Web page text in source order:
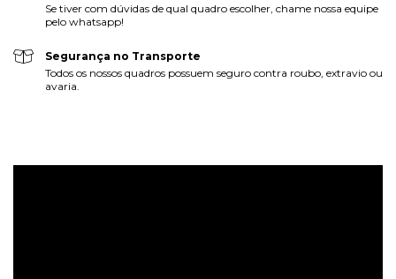
Se tiver com dúvidas de qual quadro escolher, chame nossa equipe
pelo whatsapp!
Segurança no Transporte
Todos os nossos quadros possuem seguro contra roubo, extravio ou
avaria.